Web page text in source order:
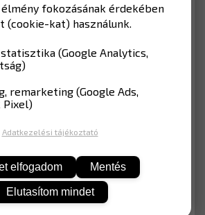
vagy mélygarázshoz
tábla.
(Kerékpárút)
(Lakott terület)
fokozásának érdekében
(cookie-kat) használunk.
(Google Analytics,
remarketing (Google Ads,
Pixel)
Adatkezelési tájékoztató
elfogadom Mentés
Elutasítom mindet